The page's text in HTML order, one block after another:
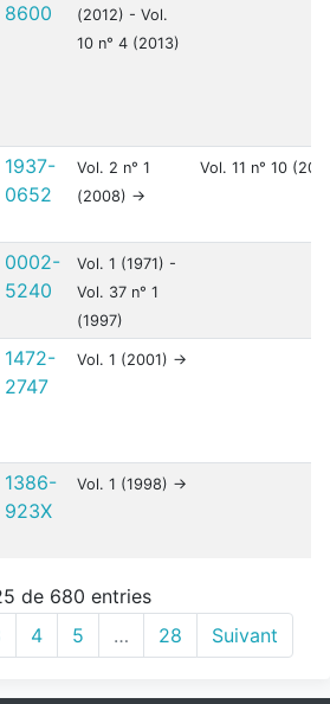
8600
(2012) - Vol.
10 n° 4 (2013)
1937-
0652
Vol. 2 n° 1
(2008) ->
Vol. 11 n° 10
0002-
5240
Vol. 1 (1971) -
Vol. 37 n° 1
(1997)
1472-
2747
Vol. 1 (2001) ->
1386-
923X
Vol. 1 (1998) ->
de 680 entries
4 5 … 28 Suivant